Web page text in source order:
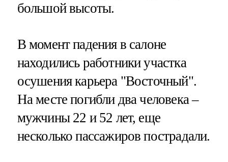
большой высоты.
В момент падения в салоне
находились работники участка
осушения карьера "Восточный".
На месте погибли два человека –
мужчины 22 и 52 лет, еще
несколько пассажиров пострадали.